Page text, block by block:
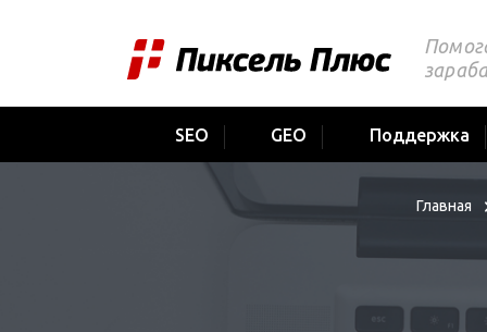
SEO GEO Поддержка
Главная